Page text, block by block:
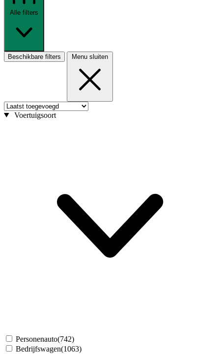
Alle filters
Beschikbare filters Menu sluiten
Voertuigsoort
Personenauto(742)
Bedrijfswagen(1063)